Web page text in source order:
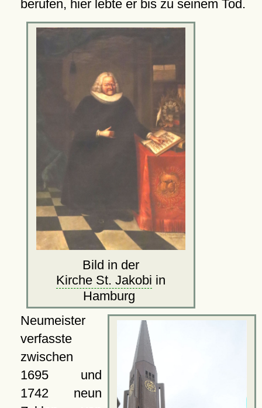
berufen, hier lebte er bis zu seinem Tod.
Bild in der
Kirche St. Jakobi in
Hamburg
Neumeister
verfasste
zwischen
1695 und
1742 neun